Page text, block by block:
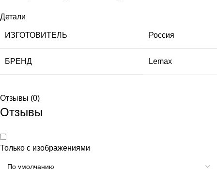
Детали
ИЗГОТОВИТЕЛЬ Россия
БРЕНД Lemax
Отзывы (0)
Отзывы
Только с изображениями